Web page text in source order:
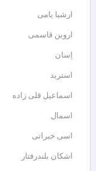
ارشیا یامی
اروین قاسمی
اِسان
استرید
اسماعیل قلی زاده
اسمال
اسی خیراتی
اشکان بلندرفتار